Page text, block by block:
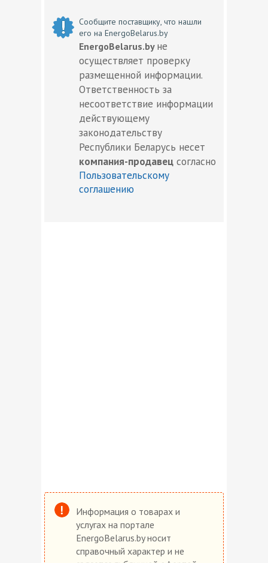
Сообщите поставщику, что нашли
его на EnergoBelarus.by
EnergoBelarus.by не
осуществляет проверку
размещенной информации.
Ответственность за
несоответствие информации
действующему
законодательству
Республики Беларусь несет
компания-продавец согласно
Пользовательскому
соглашению
Информация о товарах и
услугах на портале
EnergoBelarus.by носит
справочный характер и не